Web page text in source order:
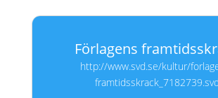
Förlagens
http://www.svd.se/kultur/
framtidsskrack_7182739.svd